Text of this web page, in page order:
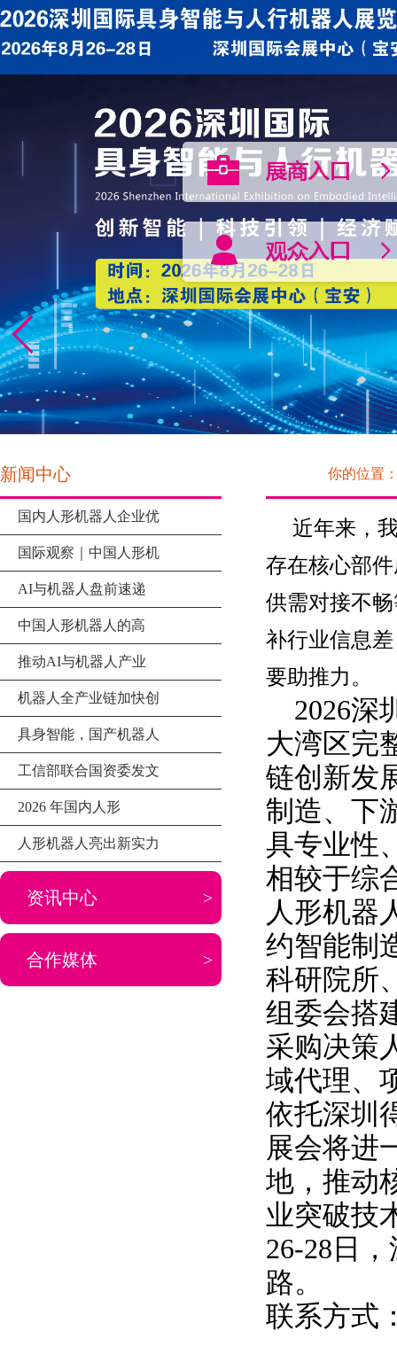
新闻中心
国内人形机器人企业优
国际观察｜中国人形机
AI与机器人盘前速递
中国人形机器人的高
推动AI与机器人产业
机器人全产业链加快创
具身智能，国产机器人
工信部联合国资委发文
2026 年国内人形
人形机器人亮出新实力
资讯中心 >
合作媒体 >
你的位置
近年来，我
存在核心部
供需对接不
补行业信息
要助推力。
2026深
大湾区完
链创新发
制造、下
具专业性
相较于综
人形机器
约智能制
科研院所
组委会搭
采购决策
域代理、
依托深圳
展会将进
地，推动
业突破技
26-28日
路。
联系方式